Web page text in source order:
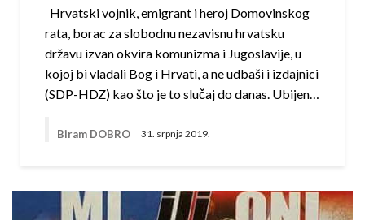
Hrvatski vojnik, emigrant i heroj Domovinskog
rata, borac za slobodnu nezavisnu hrvatsku
državu izvan okvira komunizma i Jugoslavije, u
kojoj bi vladali Bog i Hrvati, a ne udbaši i izdajnici
(SDP-HDZ) kao što je to slučaj do danas. Ubijen…
Biram DOBRO 31. srpnja 2019.